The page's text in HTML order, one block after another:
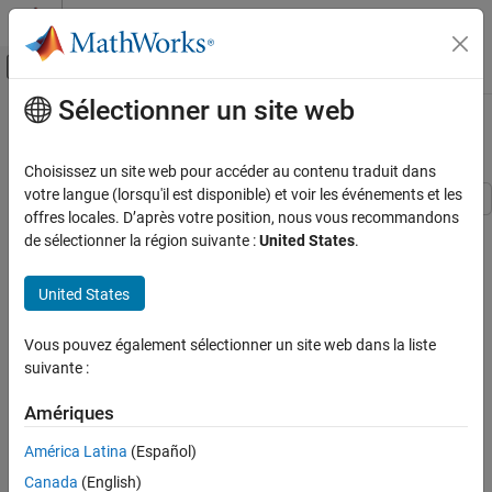
Passer au contenu
Activer/désactiver l'affichage du menu
Accueil de la documentation
Simscape Multibody
Model Import
ON THIS PAGE
Contenu principal
Stewart Platform with Controller
This model illustrates the CAD import workflow in Simscape™
Multibody™.
1. Export CAD model into a Simscape Multibody Import XML
2. Import the Simscape Multibody Import XML into a Simscape
Platform). Interface layer is created to isolate the imported model
from the blocks used to interface it to the rest of the model. The
Sélectionner un site web
Choisissez un site web pour accéder au contenu traduit dans
votre langue (lorsqu'il est disponible) et voir les événements et les
offres locales. D’après votre position, nous vous recommandons
de sélectionner la région suivante :United States.
United States
Vous pouvez également sélectionner un site web dans la liste
suivante :
Amériques
América Latina (Español)
Canada (English)